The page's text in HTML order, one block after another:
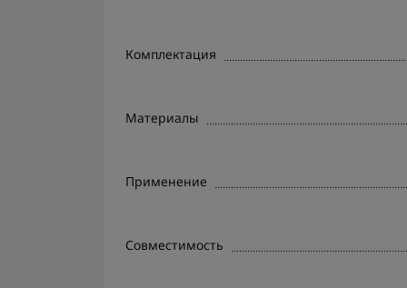
Комплектация
Материалы
Применение
Совместимость